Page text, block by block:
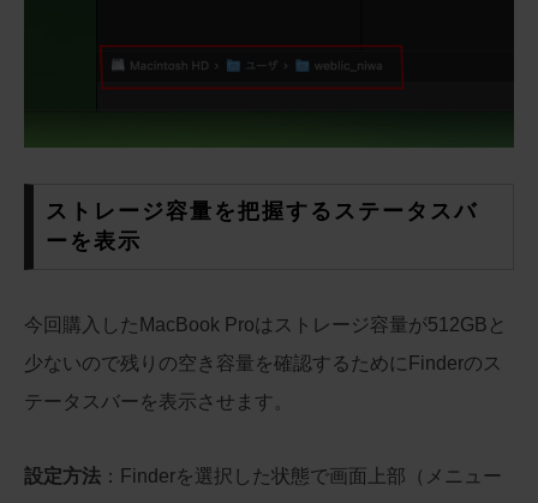
ストレージ容量を把握するステータスバ
ーを表示
今回購入したMacBook Proはストレージ容量が512GBと
少ないので残りの空き容量を確認するためにFinderのス
テータスバーを表示させます。
設定方法 ：Finderを選択した状態で画面上部（メニュー